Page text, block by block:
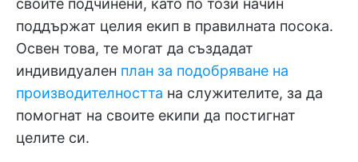
поддържат целия екип в правилната посока.
Освен това, те могат да създадат
индивидуален план за подобряване на
производителността на служителите, за да
помогнат на своите екипи да постигнат
целите си.